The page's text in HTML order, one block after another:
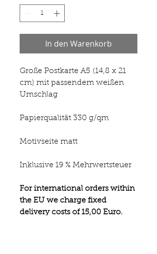
In den Warenkorb
Große Postkarte A5 (14,8 x 21
cm) mit passendem weißen
Umschlag
Papierqualität 330 g/qm
Motivseite matt
Inklusive 19 % Mehrwertsteuer
For international orders within
the EU we charge fixed
delivery costs of 15,00 Euro.